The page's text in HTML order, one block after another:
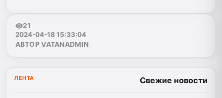
21
2024-04-18 15:33:04
АВТОР VATANADMIN
ЛЕНТА Свежие новости